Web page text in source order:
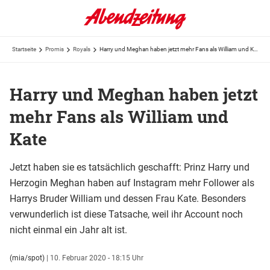
Startseite Promis Royals
Harry und Meghan haben jetzt
mehr Fans als William und
Kate
Jetzt haben sie es tatsächlich geschafft: Prinz Harry und
Herzogin Meghan haben auf Instagram mehr Follower als
Harrys Bruder William und dessen Frau Kate. Besonders
verwunderlich ist diese Tatsache, weil ihr Account noch
nicht einmal ein Jahr alt ist.
(mia/spot) | 10. Februar 2020 - 18:15 Uhr